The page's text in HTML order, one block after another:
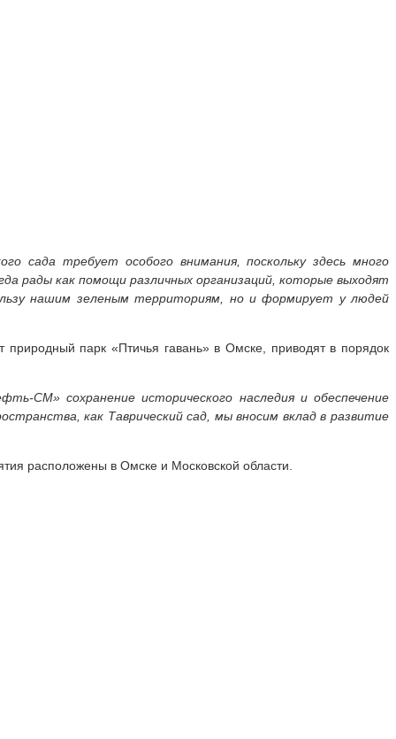
сада требует особого внимания, поскольку здесь много
рады как помощи различных организаций, которые выходят
нашим зеленым территориям, но и формирует у людей
природный парк «Птичья гавань» в Омске, приводят в порядок
СМ» сохранение исторического наследия и обеспечение
как Таврический сад, мы вносим вклад в развитие
расположены в Омске и Московской области.